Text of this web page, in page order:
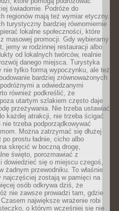
świadomie. Podróże do
regionów mają też wymiar etyczny.
turystyczny bardziej równomiernie
lokalne społeczności, które
masowej promocji. Gdy wybieramy
jemy w rodzinnej restauracji albo
od lokalnych twórców, realnie
danego miejsca. Turystyka
nie tylko formą wypoczynku, ale też
bardziej zrównoważonych
a odwiedzanymi
również podkreślić, że
utartym szlakiem często daje
przeżywania. Nie trzeba ustawiać
każdej atrakcji, nie trzeba ścigać
trzeba podporządkowywać
Można zatrzymać się dłużej
prostu ładnie, cicho albo
skręcić w boczną drogę,
święto, porozmawiać z
dowiedzieć się o miejscu czegoś,
żadnym przewodniku. To właśnie
najczęściej zostają w pamięci na
osób odkrywa dziś, że
nie zawsze prowadzi tam, gdzie
największe wrażenie robi
o którym wcześniej się nie